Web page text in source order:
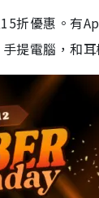
折優惠。有
提電腦，和